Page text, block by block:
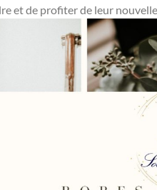
et de profiter de leur